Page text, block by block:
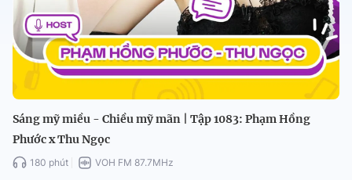
Sáng mỹ miều - Chiều mỹ mãn | Tập 1083: Phạm Hồng
Phước x Thu Ngọc
180 phút VOH FM 87.7MHz